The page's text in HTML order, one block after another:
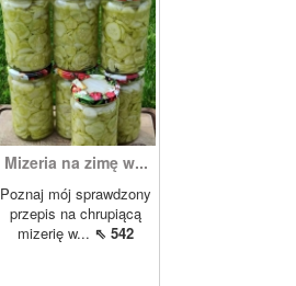
Mizeria na zimę w...
Poznaj mój sprawdzony
przepis na chrupiącą
mizerię w... ⇖ 542